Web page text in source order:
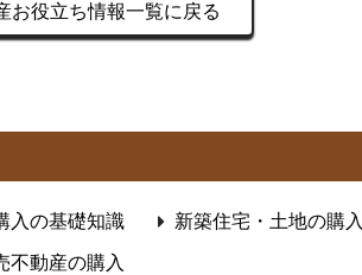
お役立ち情報一覧に戻る
入の基礎知識 新築住宅・土地の購入
不動産の購入